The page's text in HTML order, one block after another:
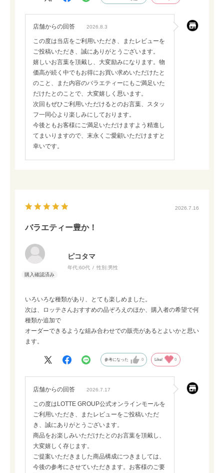
店舗からの回答 2026.8.3
この度は当店をご利用いただき、またレビューを
ご投稿いただき、誠にありがとうございます。
嬉しいお言葉を頂戴し、大変励みになります。物
価高が続く中でもお得にお買い求めいただけたと
のこと、また内容のバラエティーにもご満足いた
だけたとのことで、大変嬉しく思います。
次回もぜひご利用いただけるとのお言葉、スタッ
フ一同心より楽しみにしております。
今後ともお客様にご満足いただけますよう精進し
てまいりますので、末永くご愛顧いただけますと
幸いです。
2026.7.16
バラエティー豊か！
ピコタマ
年代:60代 性別:男性
いろいろな種類があり、とても楽しめました。
次は、ロッテさんおすすめの品ぞろえのほか、購入者の希望で何
種類か追加で
オーダーできるような組み合わせでの販売があるとよいかと思い
ます。
参考になった 0 Like! 0
店舗からの回答 2026.7.17
この度はLOTTE GROUP公式オンラインモールを
ご利用いただき、またレビューをご投稿いただ
き、誠にありがとうございます。
商品をお楽しみいただけたとのお言葉を頂戴し、
大変嬉しく存じます。
ご提案いただきました商品構成につきましては、
今後の参考にさせていただきます。お客様のご要